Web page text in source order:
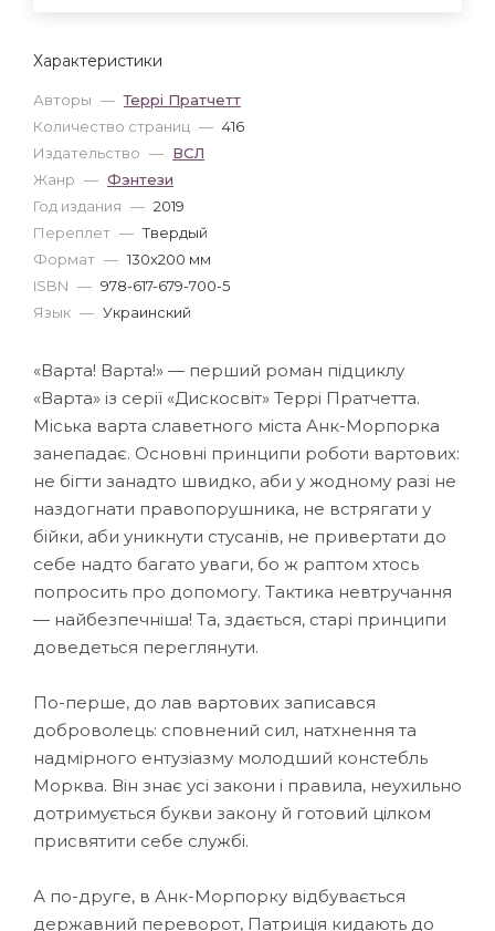
Характеристики
Авторы — Террі Пратчетт
Количество страниц — 416
Издательство — ВСЛ
Жанр — Фэнтези
Год издания — 2019
Переплет — Твердый
Формат — 130x200 мм
ISBN — 978-617-679-700-5
Язык — Украинский
«Варта! Варта!» — перший роман підциклу
«Варта» із серії «Дискосвіт» Террі Пратчетта.
Міська варта славетного міста Анк-Морпорка
занепадає. Основні принципи роботи вартових:
не бігти занадто швидко, аби у жодному разі не
наздогнати правопорушника, не встрягати у
бійки, аби уникнути стусанів, не привертати до
себе надто багато уваги, бо ж раптом хтось
попросить про допомогу. Тактика невтручання
— найбезпечніша! Та, здається, старі принципи
доведеться переглянути.
По-перше, до лав вартових записався
доброволець: сповнений сил, натхнення та
надмірного ентузіазму молодший констебль
Морква. Він знає усі закони і правила, неухильно
дотримується букви закону й готовий цілком
присвятити себе службі.
А по-друге, в Анк-Морпорку відбувається
державний переворот, Патриція кидають до